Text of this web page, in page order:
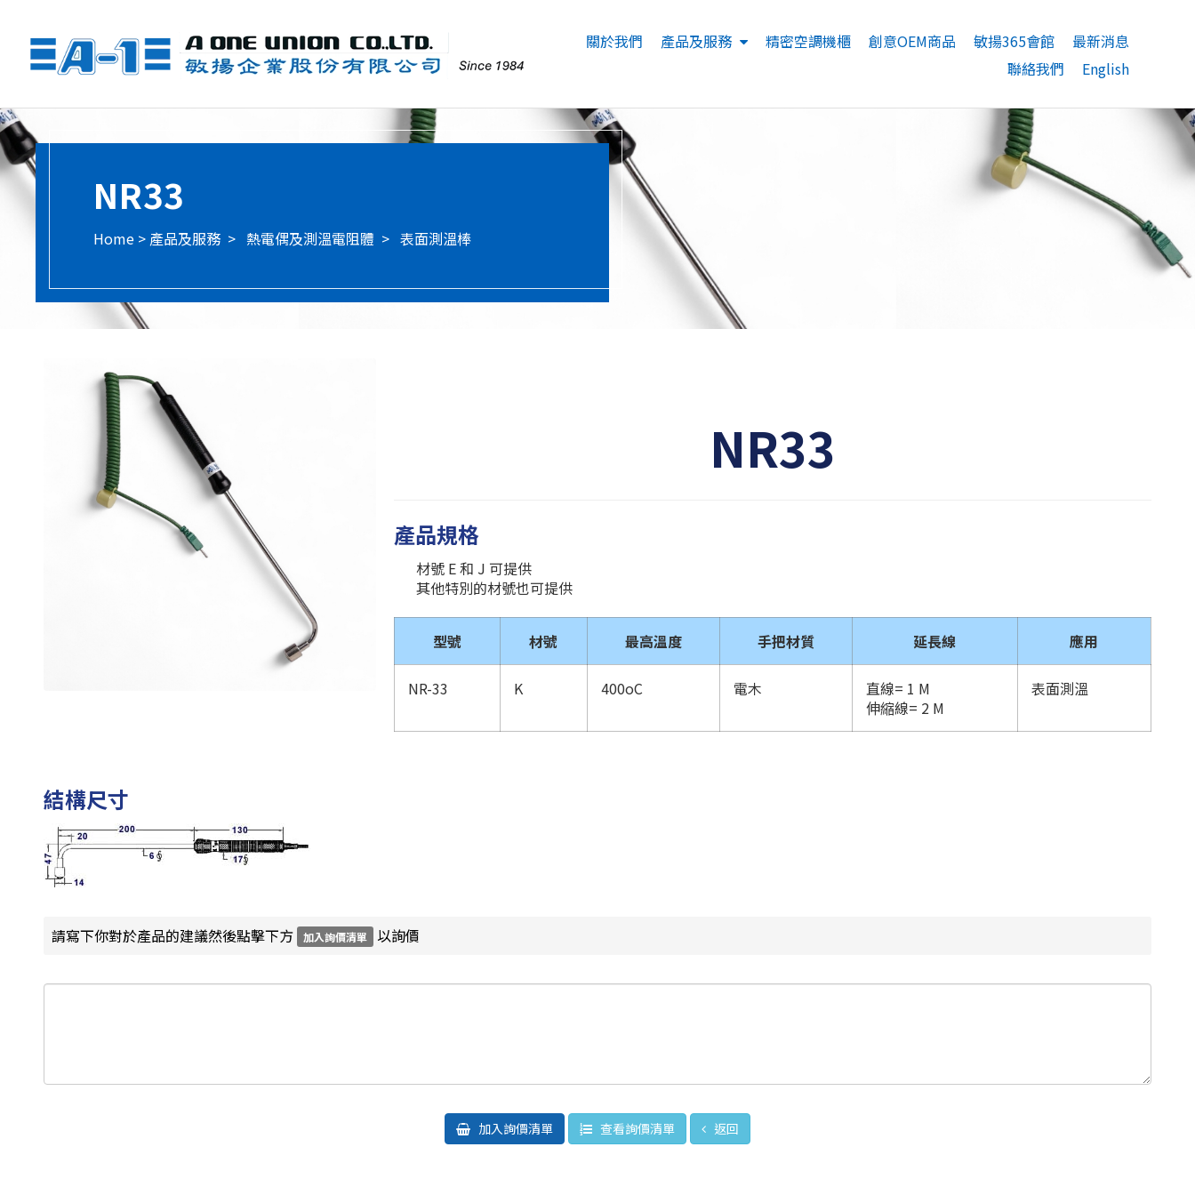
關於我們 產品及服務 精密空調機櫃 創意OEM商品 敏揚365會館
最新消息
聯絡我們
English
NR33
產品及服務 熱電偶及測溫電阻體 表面測溫棒
NR33
產品規格
材號 E 和 J 可提供
其他特別的材號也可提供
型號 材號 最高溫度 手把材質 延長線 應用
NR-33 K 400oC 電木
直線= 1 M
伸縮線= 2 M
表面測溫
結構尺寸
請寫下你對於產品的建議然後點擊下方 加入詢價清單 以詢價
加入詢價清單 查看詢價清單 返回